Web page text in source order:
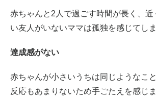
赤ちゃんと2人で過ごす時間が長く、近
い友人がいないママは孤独を感じてしま
達成感がない
赤ちゃんが小さいうちは同じようなこ
反応もあまりないため手ごたえを感じ